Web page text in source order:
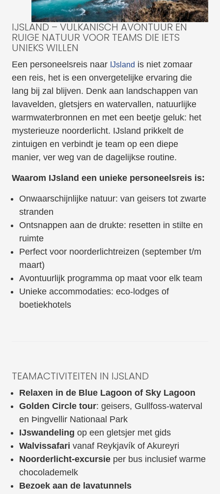
IJSLAND – VULKANISCH AVONTUUR EN
RUIGE NATUUR VOOR TEAMS DIE IETS
UNIEKS WILLEN
Een personeelsreis naar IJsland is niet zomaar
een reis, het is een onvergetelijke ervaring die
lang bij zal blijven. Denk aan landschappen van
lavavelden, gletsjers en watervallen, natuurlijke
warmwaterbronnen en met een beetje geluk: het
mysterieuze noorderlicht. IJsland prikkelt de
zintuigen en verbindt je team op een diepe
manier, ver weg van de dagelijkse routine.
Waarom IJsland een unieke personeelsreis is:
Onwaarschijnlijke natuur: van geisers tot zwarte
stranden
Ontsnappen aan de drukte: resetten in stilte en
ruimte
Perfect voor noorderlichtreizen (september t/m
maart)
Avontuurlijk programma op maat voor elk team
Unieke accommodaties: eco-lodges of
boetiekhotels
TEAMACTIVITEITEN IN IJSLAND
Relaxen in de Blue Lagoon of Sky Lagoon
Golden Circle tour: geisers, Gullfoss-waterval
en Þingvellir Nationaal Park
IJswandeling op een gletsjer met gids
Walvissafari vanaf Reykjavík of Akureyri
Noorderlicht-excursieper bus inclusief warme
chocolademelk
Bezoek aan de lavatunnels